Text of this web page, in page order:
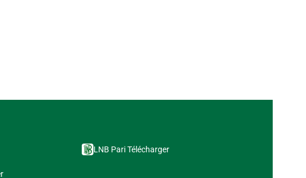
LNB Pari Télécharger